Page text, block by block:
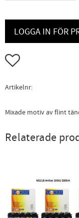
LOGGA IN FÖR
Lägg till i favoriter
Artikelnr
Mixade motiv av flint
Relaterade